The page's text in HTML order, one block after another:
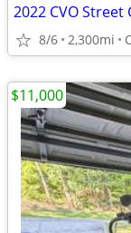
2022 CVO Street
8/6 2,300mi
$11,000